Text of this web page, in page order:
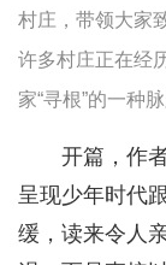
村庄，带领大家
许多村庄正在经
家“寻根”的一种脉
开篇，作
呈现少年时代
缓，读来令人